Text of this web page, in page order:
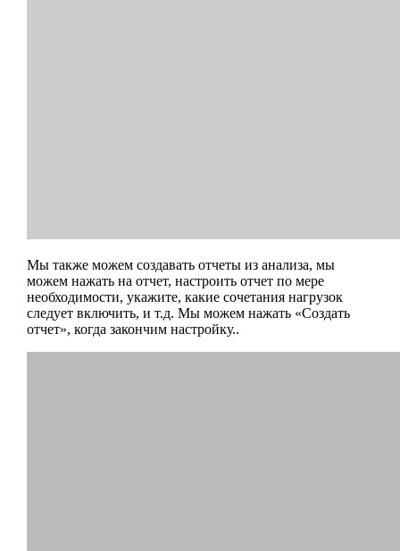
Мы также можем создавать отчеты из анализа, мы
можем нажать на отчет, настроить отчет по мере
необходимости, укажите, какие сочетания нагрузок
следует включить, и т.д. Мы можем нажать «Создать
отчет», когда закончим настройку..